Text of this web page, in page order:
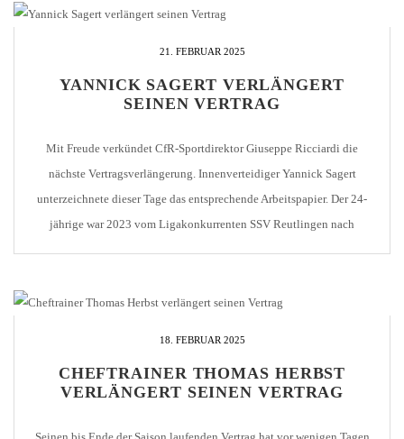
[…]
21. FEBRUAR 2025
YANNICK SAGERT VERLÄNGERT
SEINEN VERTRAG
Mit Freude verkündet CfR-Sportdirektor Giuseppe Ricciardi die
nächste Vertragsverlängerung. Innenverteidiger Yannick Sagert
unterzeichnete dieser Tage das entsprechende Arbeitspapier. Der 24-
jährige war 2023 vom Ligakonkurrenten SSV Reutlingen nach
die Entwicklung: Ich habe mich hier in Pforzheim fußballerisch, […]
18. FEBRUAR 2025
CHEFTRAINER THOMAS HERBST
VERLÄNGERT SEINEN VERTRAG